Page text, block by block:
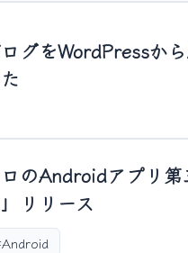
グをWordPressか
のAndroidアプリ第
リリース